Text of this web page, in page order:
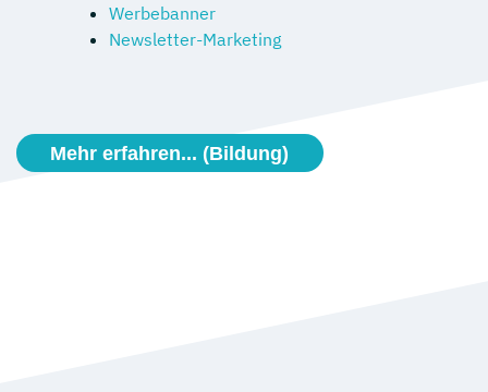
Werbebanner
Newsletter-Marketing
Mehr erfahren... (Bildung)